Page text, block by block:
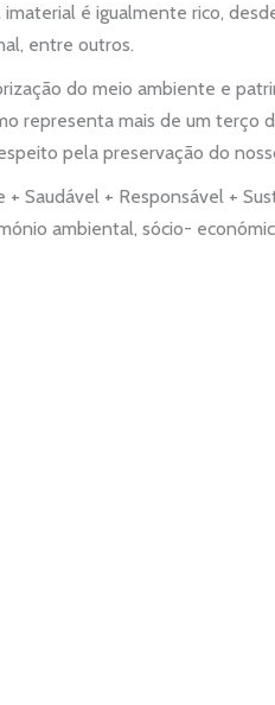
é igualmente rico,
entre outros.
do meio ambiente e
representa mais de um terço
pela preservação do
+ Saudável + Responsável +
ambiental, sócio-